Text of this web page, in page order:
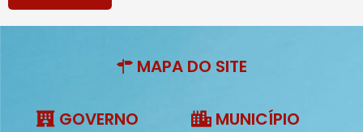
MAPA DO SITE
GOVERNO MUNICÍPIO